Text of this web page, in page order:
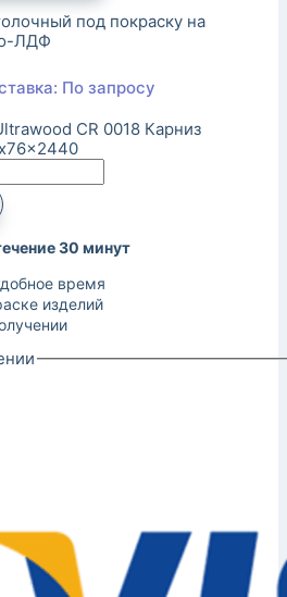
под покраску на
ЛДФ
По запросу
CR 0018 Карниз
30 минут
время
изделий